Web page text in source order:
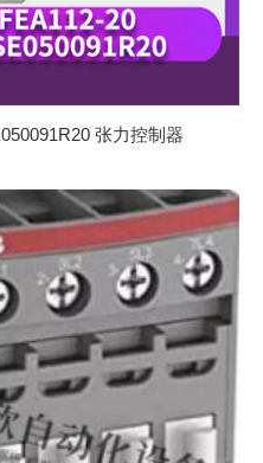
张力控制器